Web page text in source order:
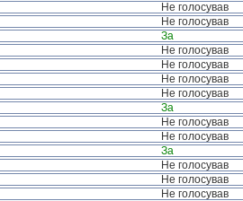
Не голосував
Не голосував
За
Не голосував
Не голосував
Не голосував
Не голосував
За
Не голосував
Не голосував
За
Не голосував
Не голосував
Не голосував